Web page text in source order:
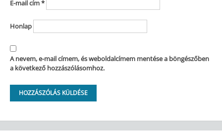
E-mail cím*
Honlap
A nevem, e-mail címem, és weboldalcímem mentése a böngészőben
a következő hozzászólásomhoz.